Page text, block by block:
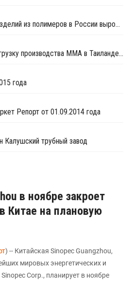
Индекс производства изделий из полимеров в России вырос в январе - июле на 1,6%
Thai MMA увеличила загрузку производства ММА в Таиланде до 85%
года
Репорт от 01.09.2014 года
Калушский трубный завод
в ноябре закроет
Китае на плановую
) -- Китайская Sinopec Guangzhou,
мировых энергетических и
Corp., планирует в ноябре